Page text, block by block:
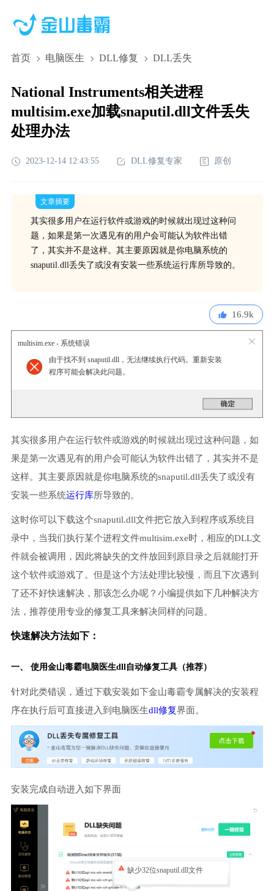
首页 电脑医生 DLL修复 DLL丢失
National Instruments相关进程
multisim.exe加载snaputil.dll文件丢失
处理办法
2023-12-14 12:43:55 DLL修复专家 原创
文章摘要
其实很多用户在运行软件或游戏的时候就出现过这种问
题，如果是第一次遇见有的用户会可能认为软件出错
了，其实并不是这样。其主要原因就是你电脑系统的
snaputil.dll丢失了或没有安装一些系统运行库所导致的。
16.9k
multisim.exe - 系统错误
由于找不到 snaputil.dll，无法继续执行代码。重新安装
程序可能会解决此问题。
其实很多用户在运行软件或游戏的时候就出现过这种问题，如
果是第一次遇见有的用户会可能认为软件出错了，其实并不是
这样。其主要原因就是你电脑系统的snaputil.dll丢失了或没有
安装一些系统运行库所导致的。
这时你可以下载这个snaputil.dll文件把它放入到程序或系统目
录中，当我们执行某个进程文件multisim.exe时，相应的DLL文
件就会被调用，因此将缺失的文件放回到原目录之后就能打开
这个软件或游戏了。但是这个方法处理比较慢，而且下次遇到
了还不好快速解决，那该怎么办呢？小编提供如下几种解决方
法，推荐使用专业的修复工具来解决同样的问题。
快速解决方法如下：
一、 使用金山毒霸电脑医生dll自动修复工具（推荐）
针对此类错误，通过下载安装如下金山毒霸专属解决的安装程
序在执行后可直接进入到电脑医生dll修复界面。
安装完成自动进入如下界面
缺少32位snaputil.dll文件